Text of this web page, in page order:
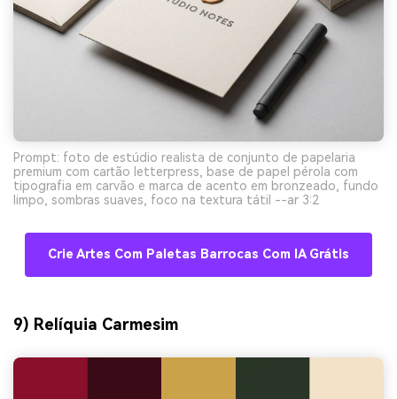
Prompt: foto de estúdio realista de conjunto de papelaria
premium com cartão letterpress, base de papel pérola com
tipografia em carvão e marca de acento em bronzeado, fundo
limpo, sombras suaves, foco na textura tátil --ar 3:2
Crie Artes Com Paletas Barrocas Com IA Grátis
9) Relíquia Carmesim